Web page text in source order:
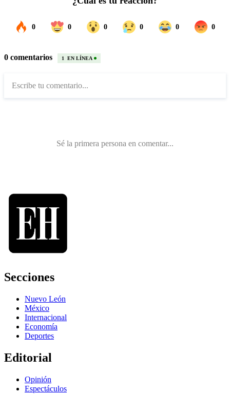
Secciones
Nuevo León
México
Internacional
Economía
Deportes
Editorial
Opinión
Espectáculos